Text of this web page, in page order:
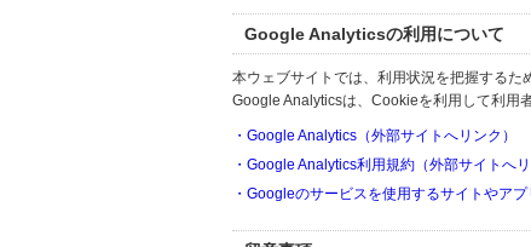
Google Analyticsの利用について
本ウェブサイトでは、利用状況を把握するた
Google Analyticsは、Cookieを利用して利用
・Google Analytics（外部サイトへリンク）
・Google Analytics利用規約（外部サイトへリ
・Googleのサービスを使用するサイトやア